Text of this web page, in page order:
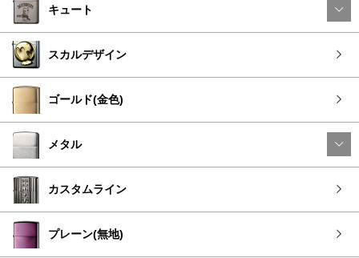
キュート
スカルデザイン
ゴールド(金色)
メタル
カスタムライン
プレーン(無地)